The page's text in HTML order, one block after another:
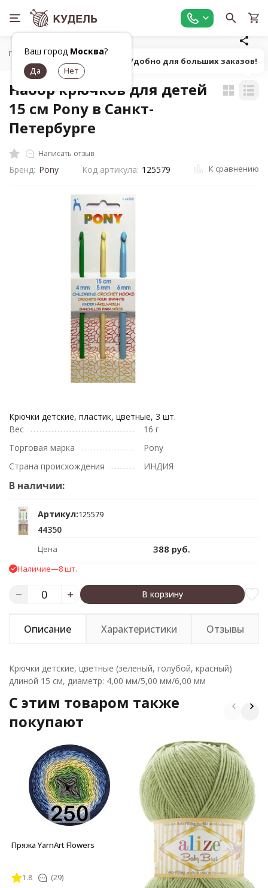
Ваш город Москва?
Главная Все для вязания
Набор крючков для детей
15 см Pony в Санкт-
Петербурге
Написать отзыв
Бренд: Pony Код артикула: 125579 К сравнению
Крючки детские, пластик, цветные, 3 шт.
Вес
16 г
Торговая марка
Pony
Страна происхождения
ИНДИЯ
В наличии:
Артикул:125579
44350
Цена 388 руб.
Наличие—8 шт.
В корзину
Описание Характеристики Отзывы
Крючки детские, цветные (зеленый, голубой, красный)
длиной 15 см, диаметр: 4,00 мм/5,00 мм/6,00 мм
C этим товаром также
покупают
Пряжа YarnArt Flowers
1.8 (29)
Попробуй! Удобно для больших заказов!